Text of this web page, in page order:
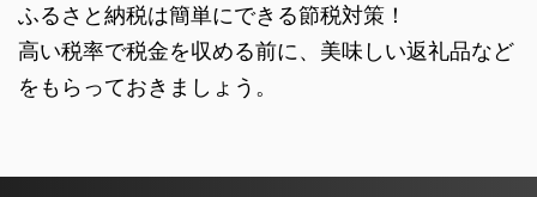
ふるさと納税は簡単にできる節税対策！
高い税率で税金を収める前に、美味しい返礼品など
をもらっておきましょう。